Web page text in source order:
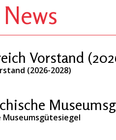
Vorstand
(2026-2028)
Museumsgütesiegel